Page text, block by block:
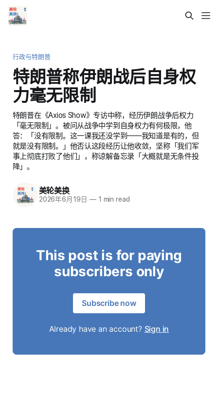
行政与特朗普
特朗普称伊朗战后自身权
力毫无限制
特朗普在《Axios Show》专访中称，经历伊朗战争后权力
「毫无限制」。被问从战争中学到自身权力有何极限，他
答：「没有限制。这一课我还没学到——我知道是有的，但
就是没有限制。」他否认这段经历让他收敛，坚称「我们军
事上彻底打败了他们」，称谅解备忘录「大概就是无条件投
降」。
美轮美换
2026年6月19日 —1 min read
This post is for paying
subscribers only
Subscribe now
Already have an account? Sign in